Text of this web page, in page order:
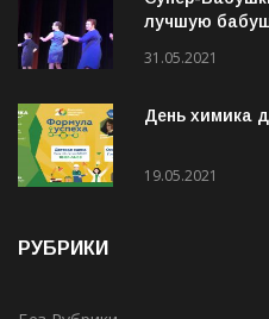
лучшую
31.05.2021
День химика
19.05.2021
РУБРИКИ